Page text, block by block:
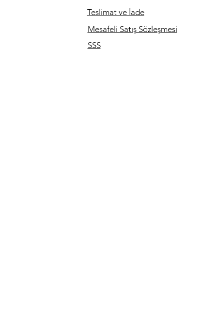
Teslimat ve İade
Mesafeli Satış Sözleşmesi
SSS